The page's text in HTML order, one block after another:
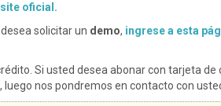
oficial.
desea solicitar un demo, ingrese a esta
Si usted desea abonar con tarjeta
nos pondremos en contacto con